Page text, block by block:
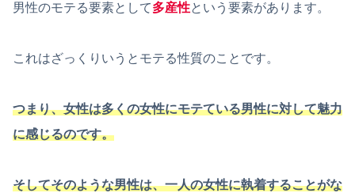
男性のモテる要素として多産性という要素があります。
これはざっくりいうとモテる性質のことです。
つまり、女性は多くの女性にモテている男性に対して魅力
に感じるのです。
そしてそのような男性は、一人の女性に執着することがな